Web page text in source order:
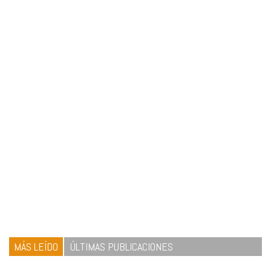
MÁS LEÍDO ÚLTIMAS PUBLICACIONES